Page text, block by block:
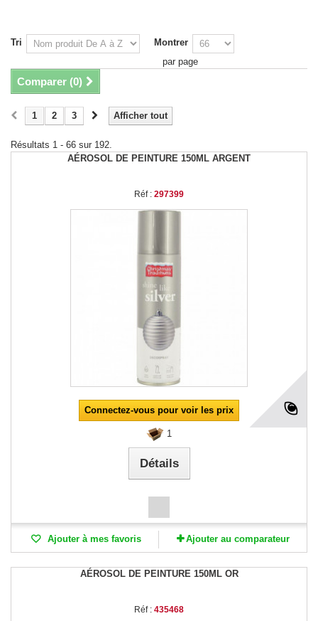
Tri
Montrer
par page
Comparer (0)
Afficher tout
1 2 3
Résultats 1 - 66 sur 192.
AÉROSOL DE PEINTURE 150ML ARGENT
Réf : 297399
Connectez-vous pour voir les prix
1
Détails
Ajouter à mes favoris Ajouter au comparateur
AÉROSOL DE PEINTURE 150ML OR
Réf : 435468